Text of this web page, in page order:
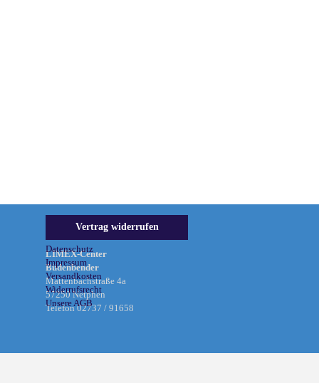
Informationen &
Datenschutz
Impressum
Versandkosten
Widerrufsrecht
Unsere AGB
LIMEX-Center
Büdenbender
Mattenbachstraße 4a
57250 Netphen
Telefon 02737 / 91658
Vertrag widerrufen